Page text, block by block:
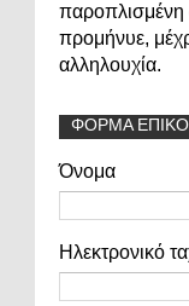
παροπλισμένη
προμήνυε,
αλληλουχία.
ΦΟΡΜΑ
Όνομα
Ηλεκτρονικό